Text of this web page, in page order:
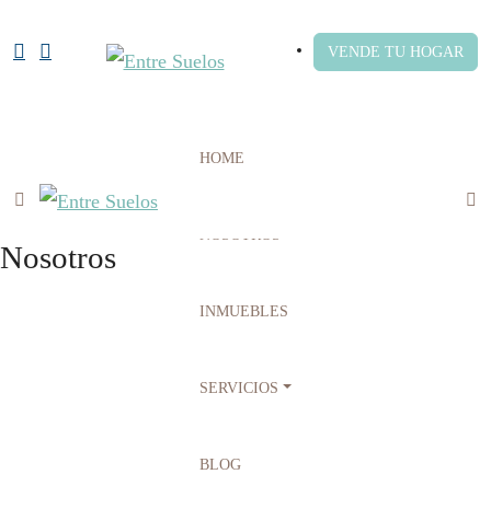
VENDE TU HOGAR
HOME
NOSOTROS
INMUEBLES
SERVICIOS
BLOG
Nosotros